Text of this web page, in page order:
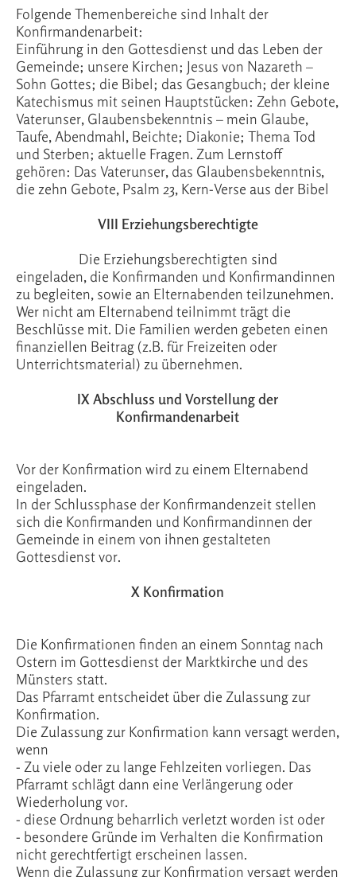
Folgende Themenbereiche sind Inhalt der
Konfirmandenarbeit:
Einführung in den Gottesdienst und das Leben der
Gemeinde; unsere Kirchen; Jesus von Nazareth –
Sohn Gottes; die Bibel; das Gesangbuch; der kleine
Katechismus mit seinen Hauptstücken: Zehn Gebote,
Vaterunser, Glaubensbekenntnis – mein Glaube,
Taufe, Abendmahl, Beichte; Diakonie; Thema Tod
und Sterben; aktuelle Fragen. Zum Lernstoff
gehören: Das Vaterunser, das Glaubensbekenntnis,
die zehn Gebote, Psalm 23, Kern-Verse aus der Bibel
VIII Erziehungsberechtigte
Die Erziehungsberechtigten sind
eingeladen, die Konfirmanden und Konfirmandinnen
zu begleiten, sowie an Elternabenden teilzunehmen.
Wer nicht am Elternabend teilnimmt trägt die
Beschlüsse mit. Die Familien werden gebeten einen
finanziellen Beitrag (z.B. für Freizeiten oder
Unterrichtsmaterial) zu übernehmen.
IX Abschluss und Vorstellung der
Konfirmandenarbeit
Vor der Konfirmation wird zu einem Elternabend
eingeladen.
In der Schlussphase der Konfirmandenzeit stellen
sich die Konfirmanden und Konfirmandinnen der
Gemeinde in einem von ihnen gestalteten
Gottesdienst vor.
X Konfirmation
Die Konfirmationen finden an einem Sonntag nach
Ostern im Gottesdienst der Marktkirche und des
Münsters statt.
Das Pfarramt entscheidet über die Zulassung zur
Konfirmation.
Die Zulassung zur Konfirmation kann versagt werden,
wenn
- Zu viele oder zu lange Fehlzeiten vorliegen. Das
Pfarramt schlägt dann eine Verlängerung oder
Wiederholung vor.
- diese Ordnung beharrlich verletzt worden ist oder
- besondere Gründe im Verhalten die Konfirmation
nicht gerechtfertigt erscheinen lassen.
Wenn die Zulassung zur Konfirmation versagt werden